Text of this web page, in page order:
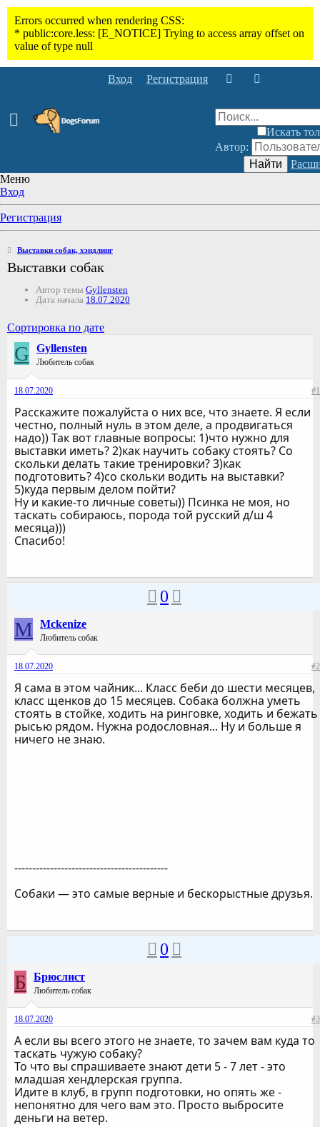
Вход Регистрация
Искать
Автор:
Найти
Меню
Вход
Регистрация
Выставки собак, хэндлинг
Выставки собак
Автор темы Gyllensten
Дата начала 18.07.2020
Сортировка по дате
G Gyllensten
Любитель собак
18.07.2020 #1
Расскажите пожалуйста о них все, что знаете. Я если
честно, полный нуль в этом деле, а продвигаться
надо)) Так вот главные вопросы: 1)что нужно для
выставки иметь? 2)как научить собаку стоять? Со
скольки делать такие тренировки? 3)как
подготовить? 4)со скольки водить на выставки?
5)куда первым делом пойти?
Ну и какие-то личные советы)) Псинка не моя, но
таскать собираюсь, порода той русский д/ш 4
месяца)))
Спасибо!
0
M Mckenize
Любитель собак
18.07.2020 #2
Я сама в этом чайник... Класс беби до шести месяцев,
класс щенков до 15 месяцев. Собака болжна уметь
стоять в стойке, ходить на ринговке, ходить и бежать
рысью рядом. Нужна родословная... Ну и больше я
ничего не знаю.
-------------------------------------------
Собаки — это самые верные и бескорыстные друзья.
0
Б Брюслист
Любитель собак
18.07.2020 #3
А если вы всего этого не знаете, то зачем вам куда то
таскать чужую собаку?
То что вы спрашиваете знают дети 5 - 7 лет - это
младшая хендлерская группа.
Идите в клуб, в групп подготовки, но опять же -
непонятно для чего вам это. Просто выбросите
деньги на ветер.